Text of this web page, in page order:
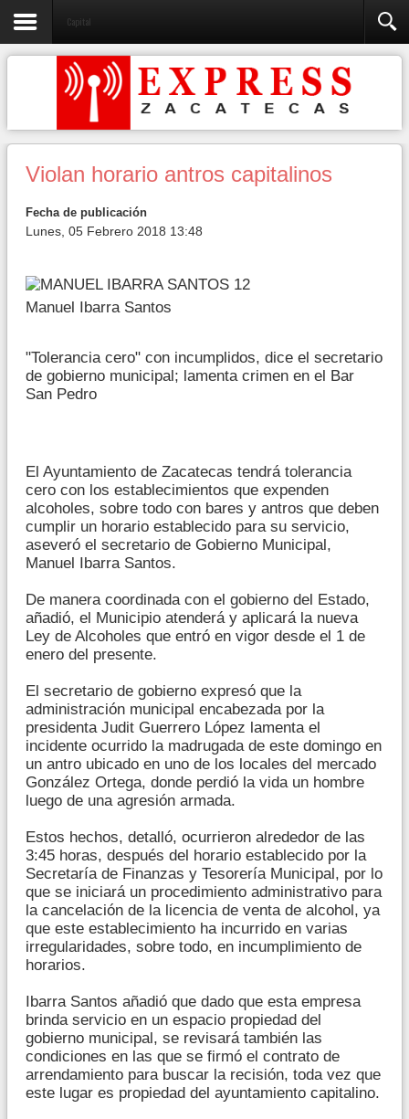
Capital
Violan horario antros capitalinos
Fecha de publicación
Lunes, 05 Febrero 2018 13:48
Manuel Ibarra Santos
"Tolerancia cero" con incumplidos, dice el secretario
de gobierno municipal; lamenta crimen en el Bar
San Pedro
El Ayuntamiento de Zacatecas tendrá tolerancia
cero con los establecimientos que expenden
alcoholes, sobre todo con bares y antros que deben
cumplir un horario establecido para su servicio,
aseveró el secretario de Gobierno Municipal,
Manuel Ibarra Santos.
De manera coordinada con el gobierno del Estado,
añadió, el Municipio atenderá y aplicará la nueva
Ley de Alcoholes que entró en vigor desde el 1 de
enero del presente.
El secretario de gobierno expresó que la
administración municipal encabezada por la
presidenta Judit Guerrero López lamenta el
incidente ocurrido la madrugada de este domingo en
un antro ubicado en uno de los locales del mercado
González Ortega, donde perdió la vida un hombre
luego de una agresión armada.
Estos hechos, detalló, ocurrieron alrededor de las
3:45 horas, después del horario establecido por la
Secretaría de Finanzas y Tesorería Municipal, por lo
que se iniciará un procedimiento administrativo para
la cancelación de la licencia de venta de alcohol, ya
que este establecimiento ha incurrido en varias
irregularidades, sobre todo, en incumplimiento de
horarios.
Ibarra Santos añadió que dado que esta empresa
brinda servicio en un espacio propiedad del
gobierno municipal, se revisará también las
condiciones en las que se firmó el contrato de
arrendamiento para buscar la recisión, toda vez que
este lugar es propiedad del ayuntamiento capitalino.